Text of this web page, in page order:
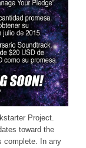
Project.
toward the
complete. In any